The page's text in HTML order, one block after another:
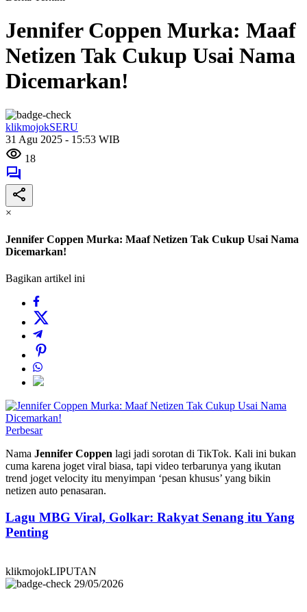
Jennifer Coppen Murka: Maaf
Netizen Tak Cukup Usai Nama
Dicemarkan!
klikmojokSERU
31 Agu 2025 - 15:53 WIB
18
×
Jennifer Coppen Murka: Maaf Netizen Tak Cukup Usai Nama
Dicemarkan!
Bagikan artikel ini
Perbesar
Nama Jennifer Coppen lagi jadi sorotan di TikTok. Kali ini bukan
cuma karena joget viral biasa, tapi video terbarunya yang ikutan
trend joget velocity itu menyimpan ‘pesan khusus’ yang bikin
netizen auto penasaran.
Lagu MBG Viral, Golkar: Rakyat Senang itu Yang
Penting
klikmojokLIPUTAN
29/05/2026